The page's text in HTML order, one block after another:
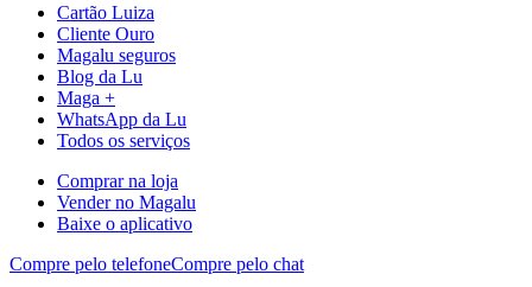
Cartão Luiza
Cliente Ouro
Magalu seguros
Blog da Lu
Maga +
WhatsApp da Lu
Todos os serviços
Comprar na loja
Vender no Magalu
Baixe o aplicativo
Compre pelo telefoneCompre pelo chat